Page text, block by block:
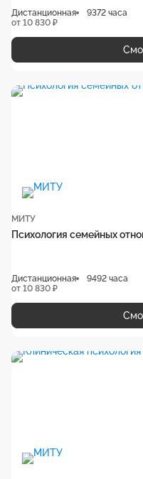
Дистанционная
9372 часа
от 10 830 ₽
МИТУ
Психология семейных
Дистанционная
9492 часа
от 10 830 ₽